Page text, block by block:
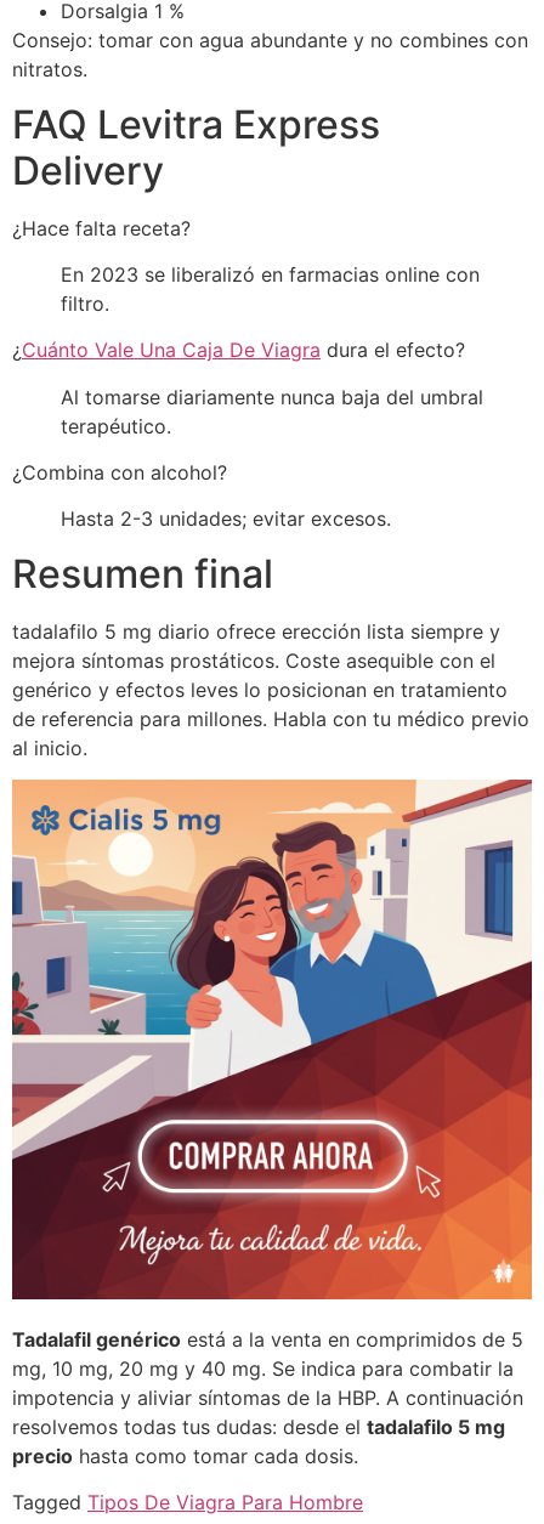
Dorsalgia 1 %
Consejo: tomar con agua abundante y no combines con
nitratos.
FAQ Levitra Express
Delivery
¿Hace falta receta?
En 2023 se liberalizó en farmacias online con
filtro.
¿Cuánto Vale Una Caja De Viagra dura el efecto?
Al tomarse diariamente nunca baja del umbral
terapéutico.
¿Combina con alcohol?
Hasta 2-3 unidades; evitar excesos.
Resumen final
tadalafilo 5 mg diario ofrece erección lista siempre y
mejora síntomas prostáticos. Coste asequible con el
genérico y efectos leves lo posicionan en tratamiento
de referencia para millones. Habla con tu médico previo
al inicio.
Tadalafil genérico está a la venta en comprimidos de 5
mg, 10 mg, 20 mg y 40 mg. Se indica para combatir la
impotencia y aliviar síntomas de la HBP. A continuación
resolvemos todas tus dudas: desde el tadalafilo 5 mg
precio hasta como tomar cada dosis.
Tagged Tipos De Viagra Para Hombre